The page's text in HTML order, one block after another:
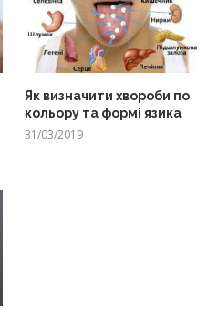
Як визначити хвороби по
кольору та формі язика
31/03/2019